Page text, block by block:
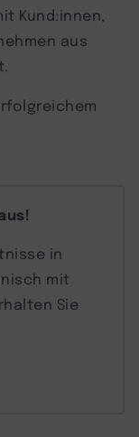
Kund:innen,
aus
in
mit
Sie